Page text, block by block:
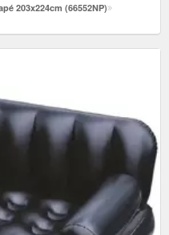
203x224cm (66552NP)